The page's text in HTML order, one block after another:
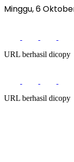
Minggu, 6
URL berhasil dicopy
URL berhasil dicopy